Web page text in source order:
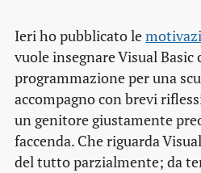
Ieri ho pubblicato le
vuole insegnare Visual Basic
programmazione per una
accompagno con brevi
un genitore giustamente
faccenda. Che riguarda
del tutto parzialmente; da